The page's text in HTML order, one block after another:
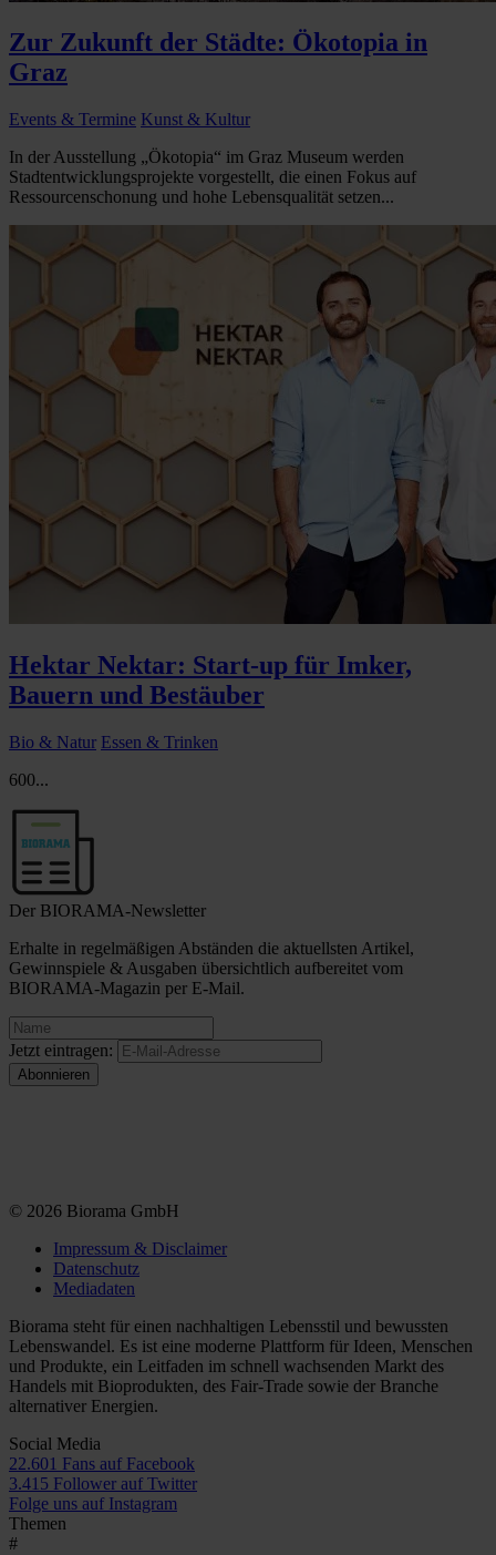
Zur Zukunft der Städte: Ökotopia in
Graz
Events & Termine Kunst & Kultur
In der Ausstellung „Ökotopia“ im Graz Museum werden
Stadtentwicklungsprojekte vorgestellt, die einen Fokus auf
Ressourcenschonung und hohe Lebensqualität setzen...
Hektar Nektar: Start-up für Imker,
Bauern und Bestäuber
Bio & Natur Essen & Trinken
600...
Der BIORAMA-Newsletter
Erhalte in regelmäßigen Abständen die aktuellsten Artikel,
Gewinnspiele & Ausgaben übersichtlich aufbereitet vom
BIORAMA-Magazin per E-Mail.
Jetzt eintragen:
© 2026 Biorama GmbH
Impressum & Disclaimer
Datenschutz
Mediadaten
Biorama steht für einen nachhaltigen Lebensstil und bewussten
Lebenswandel. Es ist eine moderne Plattform für Ideen, Menschen
und Produkte, ein Leitfaden im schnell wachsenden Markt des
Handels mit Bioprodukten, des Fair-Trade sowie der Branche
alternativer Energien.
Social Media
22.601 Fans auf Facebook
3.415 Follower auf Twitter
Folge uns auf Instagram
Themen
#